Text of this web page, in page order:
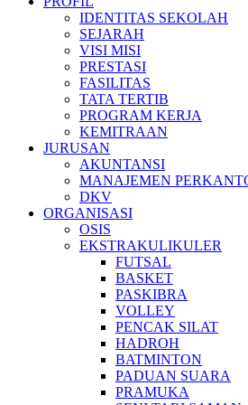
IDENTITAS SEKOLAH
SEJARAH
VISI MISI
PRESTASI
FASILITAS
TATA TERTIB
PROGRAM KERJA
KEMITRAAN
JURUSAN
AKUNTANSI
MANAJEMEN
DKV
ORGANISASI
OSIS
EKSTRAKULIKULER
FUTSAL
BASKET
PASKIBRA
VOLLEY
PENCAK SILAT
HADROH
BATMINTON
PADUAN SUARA
PRAMUKA